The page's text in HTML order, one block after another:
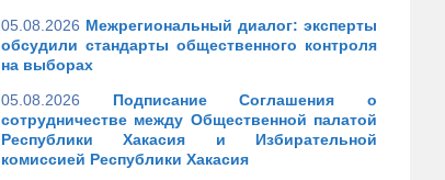
05.08.2026 Межрегиональный диалог: эксперты
обсудили стандарты общественного контроля
на выборах
05.08.2026
Подписание Соглашения о
сотрудничестве между Общественной палатой
Республики Хакасия и Избирательной
комиссией Республики Хакасия